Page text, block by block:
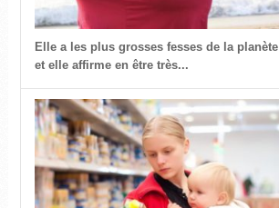
Elle a les plus grosses fesses de la planète
et elle affirme en être très...